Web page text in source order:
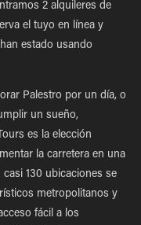
2 alquileres de
el tuyo en línea y
estado usando
Palestro por un día, o
un sueño,
es la elección
la carretera en una
130 ubicaciones se
metropolitanos y
fácil a los